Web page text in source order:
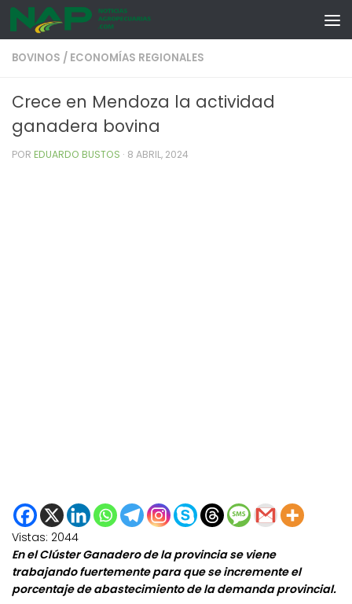
Skip to content
BOVINOS / ECONOMÍAS REGIONALES
Crece en Mendoza la actividad
ganadera bovina
POR EDUARDO BUSTOS · 8 ABRIL, 2024
Vistas: 2044
En el Clúster Ganadero de la provincia se viene
trabajando fuertemente para que se incremente el
porcentaje de abastecimiento de la demanda provincial.